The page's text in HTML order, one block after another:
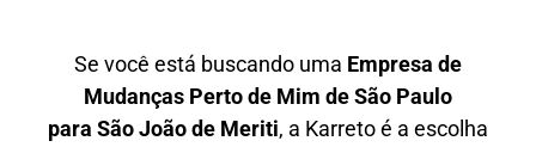
Se você está buscando uma Empresa de
Mudanças Perto de Mim de São Paulo
para São João de Meriti, a Karreto é a escolha